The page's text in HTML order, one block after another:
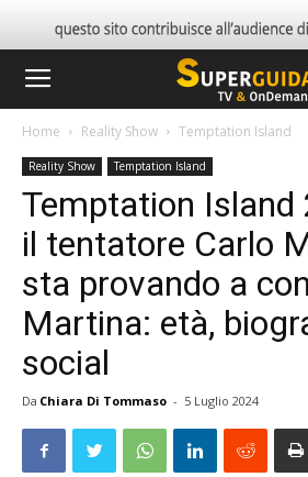
Home Reality Show Temptation Island
Reality Show Temptation Island
Temptation Island
il tentatore Carlo
sta provando a
Martina: età,
social
Da Chiara Di Tommaso - 5 Luglio 2024